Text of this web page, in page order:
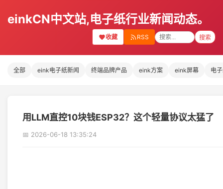
einkCN中文站,电子纸行业新闻动态。
收藏 RSS 搜索
全部 eink电子纸新闻 终端品牌产品 eink方案 eink屏幕 电
用LLM直控10块钱ESP32？这个轻量协议太猛了
📅 2026-06-18 13:35:24